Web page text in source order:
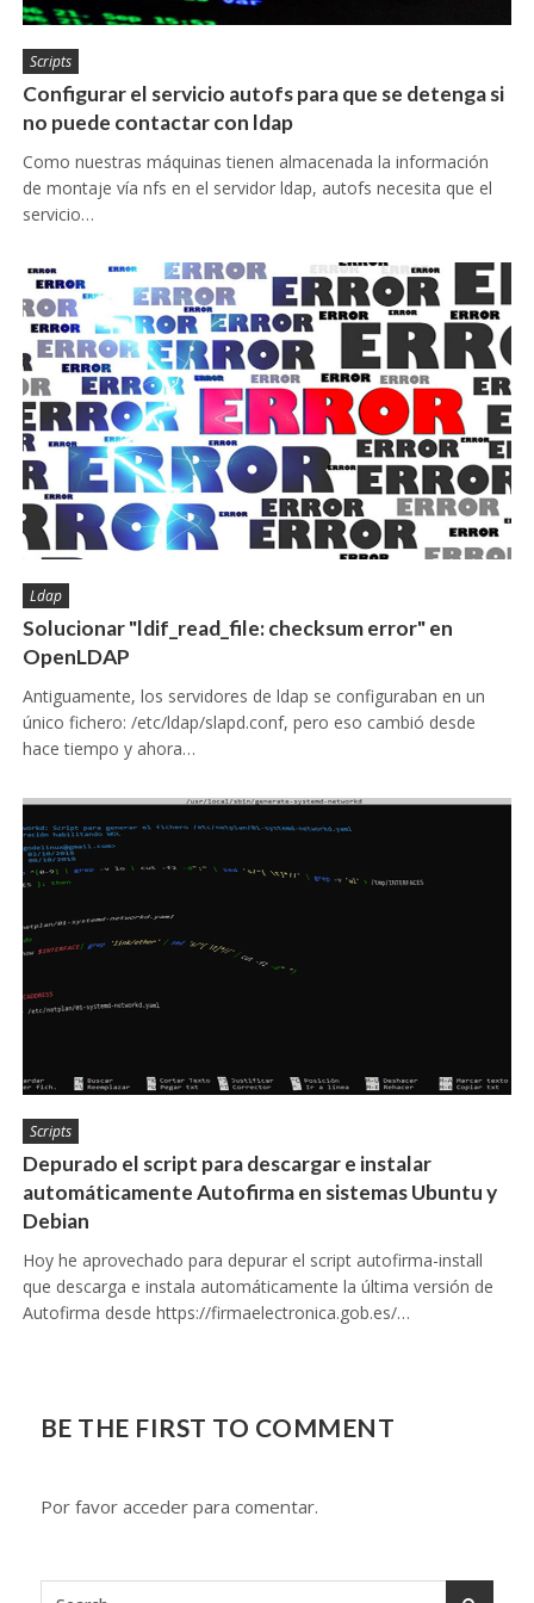
Scripts
Configurar el servicio autofs para que se detenga si
no puede contactar con ldap
Como nuestras máquinas tienen almacenada la información
de montaje vía nfs en el servidor ldap, autofs necesita que el
servicio…
Ldap
Solucionar "ldif_read_file: checksum error" en
OpenLDAP
Antiguamente, los servidores de ldap se configuraban en un
único fichero: /etc/ldap/slapd.conf, pero eso cambió desde
hace tiempo y ahora…
Scripts
Depurado el script para descargar e instalar
automáticamente Autofirma en sistemas Ubuntu y
Debian
Hoy he aprovechado para depurar el script autofirma-install
que descarga e instala automáticamente la última versión de
Autofirma desde https://firmaelectronica.gob.es/…
BE THE FIRST TO COMMENT
Por favor acceder para comentar.